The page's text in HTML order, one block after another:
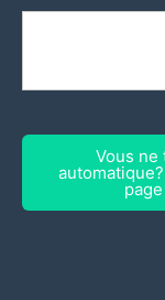
Vous ne